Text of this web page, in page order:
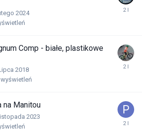
2024
Comp - białe, plastikowe
2018
wyświetleń
na Manitou
2023